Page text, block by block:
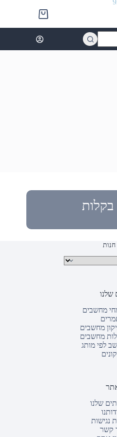
Shopping
cart
חנות
קטגוריות מוצרים
שלנו
מחשבים
מחשבים
מחשבים
לפי מותג
שלנו
נגישות
קשר